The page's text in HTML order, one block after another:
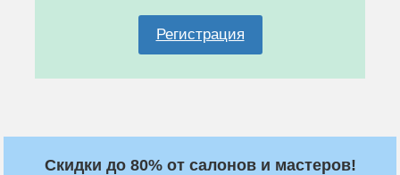
Регистрация
Скидки до 80% от салонов и мастеров!